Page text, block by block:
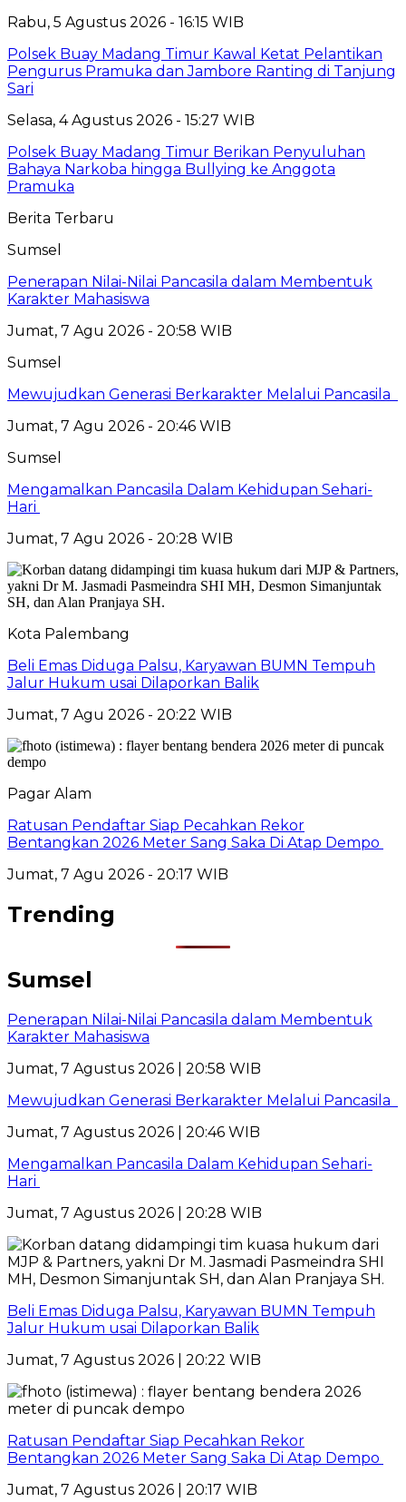
Rabu, 5 Agustus 2026 - 16:15 WIB
Polsek Buay Madang Timur Kawal Ketat Pelantikan
Pengurus Pramuka dan Jambore Ranting di Tanjung
Sari
Selasa, 4 Agustus 2026 - 15:27 WIB
Polsek Buay Madang Timur Berikan Penyuluhan
Bahaya Narkoba hingga Bullying ke Anggota
Pramuka
Berita Terbaru
Sumsel
Penerapan Nilai-Nilai Pancasila dalam Membentuk
Karakter Mahasiswa
Jumat, 7 Agu 2026 - 20:58 WIB
Sumsel
Mewujudkan Generasi Berkarakter Melalui Pancasila
Jumat, 7 Agu 2026 - 20:46 WIB
Sumsel
Mengamalkan Pancasila Dalam Kehidupan Sehari-
Hari
Jumat, 7 Agu 2026 - 20:28 WIB
Kota Palembang
Beli Emas Diduga Palsu, Karyawan BUMN Tempuh
Jalur Hukum usai Dilaporkan Balik
Jumat, 7 Agu 2026 - 20:22 WIB
Pagar Alam
Ratusan Pendaftar Siap Pecahkan Rekor
Bentangkan 2026 Meter Sang Saka Di Atap Dempo
Jumat, 7 Agu 2026 - 20:17 WIB
Trending
Sumsel
Penerapan Nilai-Nilai Pancasila dalam Membentuk
Karakter Mahasiswa
Jumat, 7 Agustus 2026 | 20:58 WIB
Mewujudkan Generasi Berkarakter Melalui Pancasila
Jumat, 7 Agustus 2026 | 20:46 WIB
Mengamalkan Pancasila Dalam Kehidupan Sehari-
Hari
Jumat, 7 Agustus 2026 | 20:28 WIB
Beli Emas Diduga Palsu, Karyawan BUMN Tempuh
Jalur Hukum usai Dilaporkan Balik
Jumat, 7 Agustus 2026 | 20:22 WIB
Ratusan Pendaftar Siap Pecahkan Rekor
Bentangkan 2026 Meter Sang Saka Di Atap Dempo
Jumat, 7 Agustus 2026 | 20:17 WIB